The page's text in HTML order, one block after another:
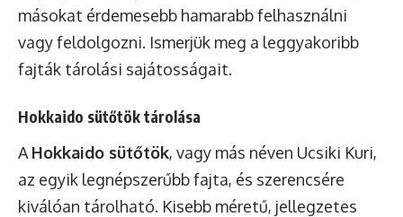
másokat érdemesebb hamarabb felhasználni
vagy feldolgozni. Ismerjük meg a leggyakoribb
fajták tárolási sajátosságait.
Hokkaido sütőtök tárolása
A Hokkaido sütőtök, vagy más néven Ucsiki Kuri,
az egyik legnépszerűbb fajta, és szerencsére
kiválóan tárolható. Kisebb méretű, jellegzetes